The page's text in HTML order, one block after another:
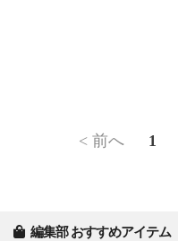
< 前へ 1
編集部 おすすめアイテム